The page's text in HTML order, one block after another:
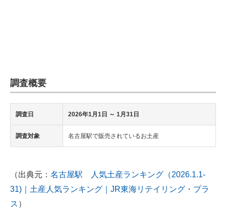
エネルギーの専門メディア
建設×テクノロジーの最前線
ちょっと気になるネットの話題
調査概要
調査日 2026年1月1日 ～ 1月31日
調査対象 名古屋駅で販売されているお土産
（出典元： 名古屋駅 人気土産ランキング（2026.1.1-
31)｜土産人気ランキング｜JR東海リテイリング・プラ
ス ）